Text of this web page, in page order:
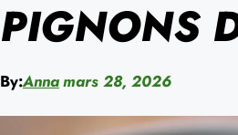
PIGNONS
By:Annamars 28, 2026